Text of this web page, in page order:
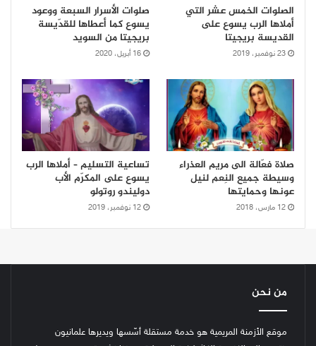
الصلوات الخمس عشر التي
أملاها الرب يسوع على
القديسة بريجيتا
23 نوفمبر، 2019
صلوات الأسرار السبعة ووعود
يسوع كما أعطاها للقدّيسة
بريجيتا من السويد
16 أبريل، 2020
صلاة فعّالة الى مريم العذراء
وسيطة جميع النِعم لنيل
عونها وحمايتها
12 مارس، 2018
تساعية التسليم – أملاها الرب
يسوع على المكرّم الأب
دوليندو روتولو
12 نوفمبر، 2019
من نحن
موقع الأزمنة المريمية هو خدمة مستقلة أسّسها ويديرها علمانيون